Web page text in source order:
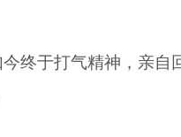
终于打气精神，亲自